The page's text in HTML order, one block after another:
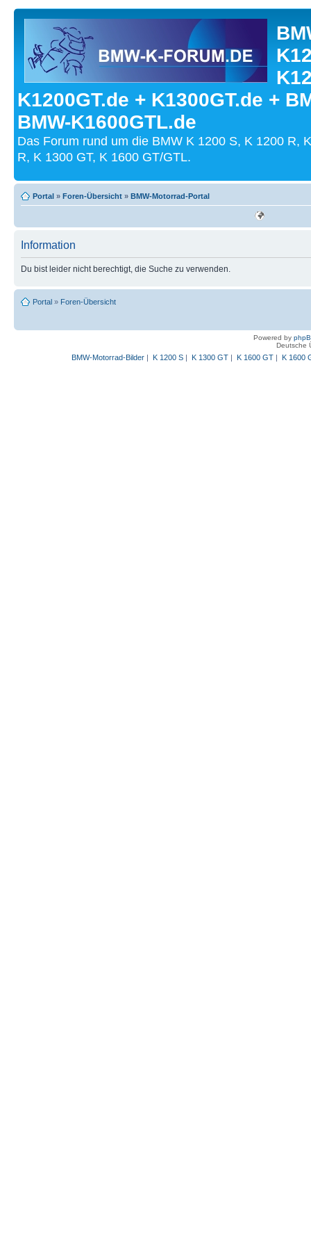
K1200GT.de + K1300GT.de +
BMW-K1600GTL.de
Das Forum rund um die BMW K 1200 S, K 1200 R,
R, K 1300 GT, K 1600 GT/GTL.
Portal » Foren-Übersicht » BMW-Motorrad-Portal
Information
Du bist leider nicht berechtigt, die Suche zu verwenden.
Portal » Foren-Übersicht
Powered by
Deutsche
BMW-Motorrad-Bilder| K 1200 S| K 1300 GT| K 1600 GT| K 1600